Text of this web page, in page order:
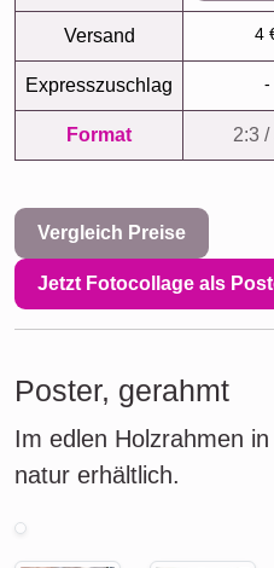
Versand 4
Expresszuschlag -
Format 2:3 /
Vergleich Preise
Jetzt Fotocollage als
Poster, gerahmt
Im edlen Holzrahmen
natur erhältlich.